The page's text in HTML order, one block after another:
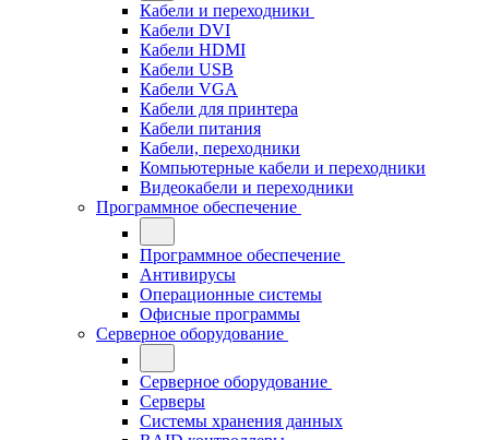
Кабели и переходники
Кабели DVI
Кабели HDMI
Кабели USB
Кабели VGA
Кабели для принтера
Кабели питания
Кабели, переходники
Компьютерные кабели и переходники
Видеокабели и переходники
Программное обеспечение
Программное обеспечение
Антивирусы
Операционные системы
Офисные программы
Серверное оборудование
Серверное оборудование
Серверы
Системы хранения данных